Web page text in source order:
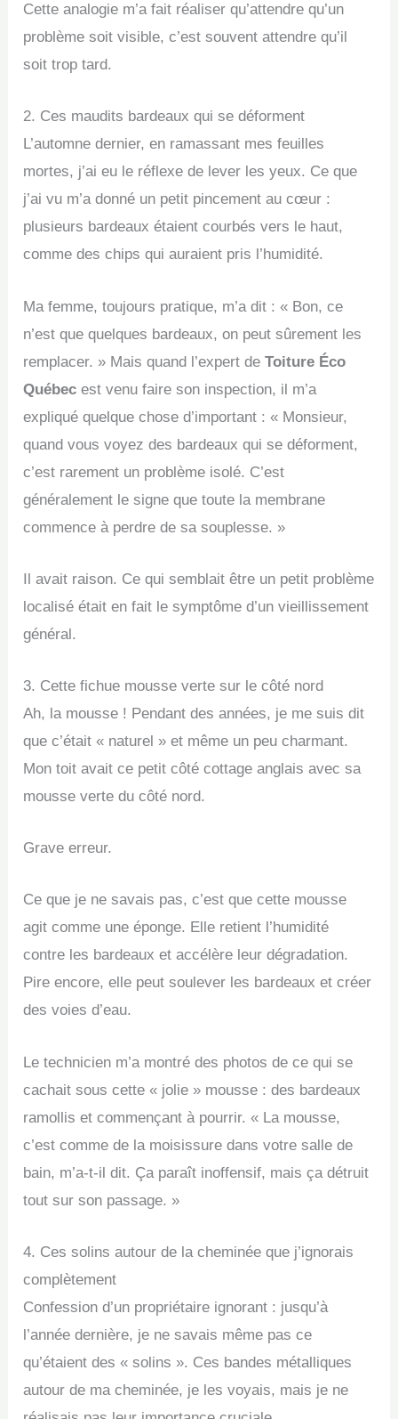
Cette analogie m’a fait réaliser qu’attendre qu’un
problème soit visible, c’est souvent attendre qu’il
soit trop tard.
2. Ces maudits bardeaux qui se déforment
L’automne dernier, en ramassant mes feuilles
mortes, j’ai eu le réflexe de lever les yeux. Ce que
j’ai vu m’a donné un petit pincement au cœur :
plusieurs bardeaux étaient courbés vers le haut,
comme des chips qui auraient pris l’humidité.
Ma femme, toujours pratique, m’a dit : « Bon, ce
n’est que quelques bardeaux, on peut sûrement les
remplacer. » Mais quand l’expert deToiture Éco
Québec est venu faire son inspection, il m’a
expliqué quelque chose d’important : « Monsieur,
quand vous voyez des bardeaux qui se déforment,
c’est rarement un problème isolé. C’est
généralement le signe que toute la membrane
commence à perdre de sa souplesse. »
Il avait raison. Ce qui semblait être un petit problème
localisé était en fait le symptôme d’un vieillissement
général.
3. Cette fichue mousse verte sur le côté nord
Ah, la mousse ! Pendant des années, je me suis dit
que c’était « naturel » et même un peu charmant.
Mon toit avait ce petit côté cottage anglais avec sa
mousse verte du côté nord.
Grave erreur.
Ce que je ne savais pas, c’est que cette mousse
agit comme une éponge. Elle retient l’humidité
contre les bardeaux et accélère leur dégradation.
Pire encore, elle peut soulever les bardeaux et créer
des voies d’eau.
Le technicien m’a montré des photos de ce qui se
cachait sous cette « jolie » mousse : des bardeaux
ramollis et commençant à pourrir. « La mousse,
c’est comme de la moisissure dans votre salle de
bain, m’a-t-il dit. Ça paraît inoffensif, mais ça détruit
tout sur son passage. »
4. Ces solins autour de la cheminée que j’ignorais
complètement
Confession d’un propriétaire ignorant : jusqu’à
l’année dernière, je ne savais même pas ce
qu’étaient des « solins ». Ces bandes métalliques
autour de ma cheminée, je les voyais, mais je ne